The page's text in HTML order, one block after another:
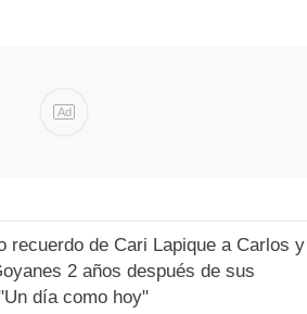
Ad
recuerdo de Cari Lapique a Carlos y
2 años después de sus
día como hoy"